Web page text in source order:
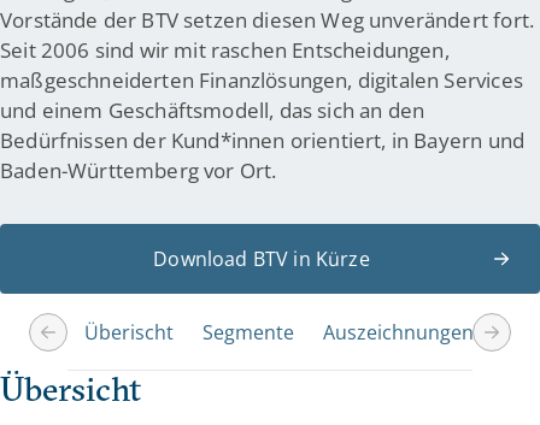
Vorstände der BTV setzen diesen Weg unverändert fort.
Seit 2006 sind wir mit raschen Entscheidungen,
maßgeschneiderten Finanzlösungen, digitalen Services
und einem Geschäftsmodell, das sich an den
Bedürfnissen der Kund*innen orientiert, in Bayern und
Baden-Württemberg vor Ort.
Download BTV in Kürze
Überischt Segmente Auszeichnungen
Übersicht